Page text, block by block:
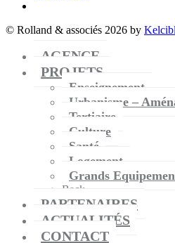
© Rolland & associés 2026 by
AGENCE
PROJETS
Enseignement
Urbanisme –
Tertiaire
Culture
Santé
Logement
Grands
Back
PARTENAIRES
ACTUALITÉS
CONTACT